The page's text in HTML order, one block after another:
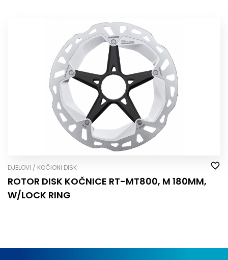
DJELOVI / KOČIONI DISK
ROTOR DISK KOČNICE RT-MT800, M 180MM,
W/LOCK RING